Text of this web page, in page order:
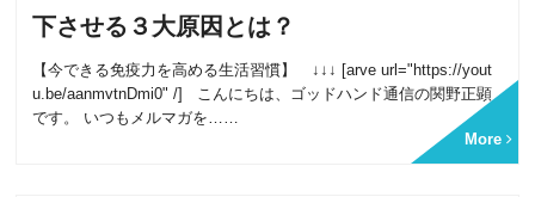
下させる３大原因とは？
【今できる免疫力を高める生活習慣】 ↓↓↓ [arve url="https://yout
u.be/aanmvtnDmi0" /] こんにちは、ゴッドハンド通信の関野正顕
です。 いつもメルマガを……
More